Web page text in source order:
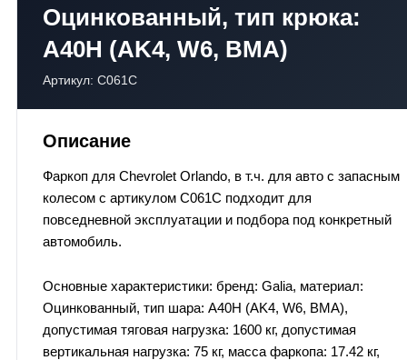
Оцинкованный, тип крюка:
А40H (AK4, W6, BMA)
Артикул: C061C
Описание
Фаркоп для Chevrolet Orlando, в т.ч. для авто с запасным
колесом с артикулом C061C подходит для
повседневной эксплуатации и подбора под конкретный
автомобиль.
Основные характеристики: бренд: Galia, материал:
Оцинкованный, тип шара: А40H (AK4, W6, BMA),
допустимая тяговая нагрузка: 1600 кг, допустимая
вертикальная нагрузка: 75 кг, масса фаркопа: 17.42 кг,